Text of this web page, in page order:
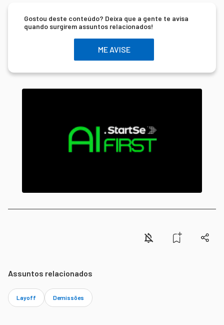
Gostou deste conteúdo? Deixa que a gente te avisa
quando surgirem assuntos relacionados!
ME AVISE
Assuntos relacionados
Layoff Demissões